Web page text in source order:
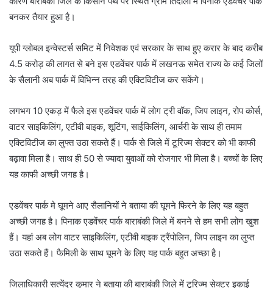
बनकर तैयार हुआ है।
यूपी ग्लोबल इन्वेस्टर्स समिट में निवेशक एवं सरकार के साथ हुए करार के बाद करीब
4.5 करोड़ की लागत से बने इस एडवेंचर पार्क में लखनऊ समेत राज्य के कई जिलों
के सैलानी अब पार्क में विभिन्न तरह की एक्टिविटीज कर सकेंगे।
लगभग 10 एकड़ में फैले इस एडवेंचर पार्क में लोग ट्री वॉक, जिप लाइन, रोप कोर्स,
वाटर साइकिलिंग, एटीवी बाइक, शूटिंग, साईकिलिंग, आर्चरी के साथ ही तमाम
एक्टिविटीज का लुफ्त उठा सकते हैं। पार्क से जिले में टूरिज्म सेक्टर को भी काफी
बढ़ावा मिला है। साथ ही 50 से ज्यादा युवाओं को रोजगार भी मिला है। बच्चों के लिए
यह काफी अच्छी जगह है।
एडवेंचर पार्क मे घूमने आए सैलानियों ने बताया की घूमने फिरने के लिए यह बहुत
अच्छी जगह है। पिनाक एडवेंचर पार्क बाराबंकी जिले में बनने से हम सभी लोग खुश
हैं। यहां अब लोग वाटर साइकिलिंग, एटीवी बाइक ट्रैंपोलिन, जिप लाइन का लुप्त
उठा सकते हैं। फैमिली के साथ घूमने के लिए यह पार्क बहुत अच्छा है।
जिलाधिकारी सत्येंद्र कुमार ने बताया की बाराबंकी जिले में टूरिज्म सेक्टर इकाई